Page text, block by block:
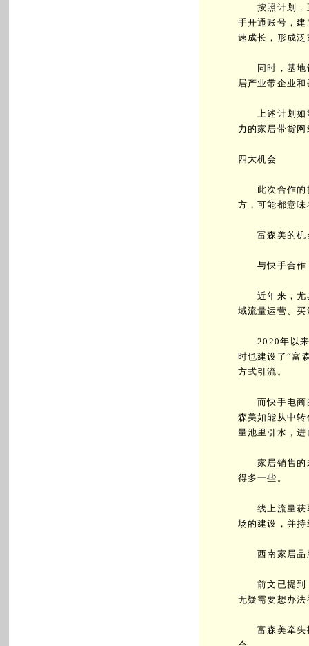
按照计划，直
手开通账号，
速成长，形成
同时，基地设
居产业带企业
上述计划如能
力的家居带货
四大机会
此次合作的持
方，可能都意
富森美的机
与快手合作，
近年来，尤其
域流量运营、
2020年以来
时也建设了“富
方式引流。
而快手电商的
森美如能从中
量池里引水，
家居销售的未
得多一些。
线上流量获取
场的建设，并
西南家居品
前文已提到，
无疑需要想办
富森美牵头搭